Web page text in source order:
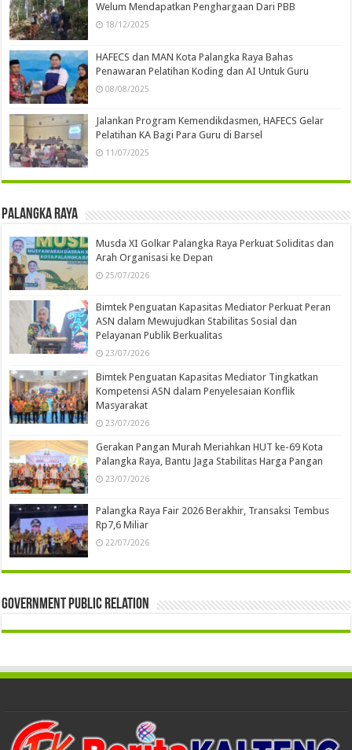
Welum Mendapatkan Penghargaan Dari PBB
18/12/2025
HAFECS dan MAN Kota Palangka Raya Bahas
Penawaran Pelatihan Koding dan AI Untuk Guru
08/08/2025
Jalankan Program Kemendikdasmen, HAFECS Gelar
Pelatihan KA Bagi Para Guru di Barsel
11/07/2025
Palangka Raya
Musda XI Golkar Palangka Raya Perkuat Soliditas dan
Arah Organisasi ke Depan
25/07/2026
Bimtek Penguatan Kapasitas Mediator Perkuat Peran
ASN dalam Mewujudkan Stabilitas Sosial dan
Pelayanan Publik Berkualitas
23/07/2026
Bimtek Penguatan Kapasitas Mediator Tingkatkan
Kompetensi ASN dalam Penyelesaian Konflik
Masyarakat
23/07/2026
Gerakan Pangan Murah Meriahkan HUT ke-69 Kota
Palangka Raya, Bantu Jaga Stabilitas Harga Pangan
23/07/2026
Palangka Raya Fair 2026 Berakhir, Transaksi Tembus
Rp7,6 Miliar
22/07/2026
Government Public Relation